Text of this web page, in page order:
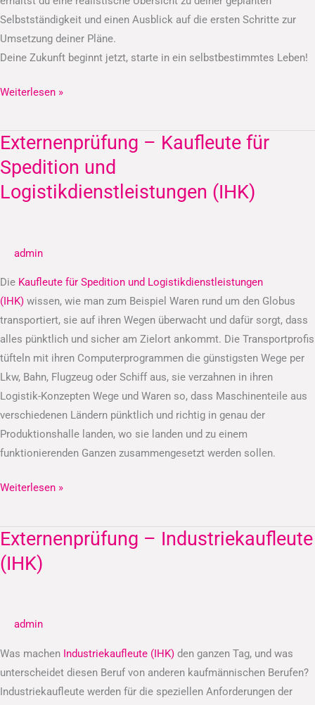
Selbstständigkeit und einen Ausblick auf die ersten Schritte zur
Umsetzung deiner Pläne.
Deine Zukunft beginnt jetzt, starte in ein selbstbestimmtes Leben!
Weiterlesen »
Externenprüfung – Kaufleute für
Spedition und
Logistikdienstleistungen (IHK)
admin
Die Kaufleute für Spedition und Logistikdienstleistungen
(IHK) wissen, wie man zum Beispiel Waren rund um den Globus
transportiert, sie auf ihren Wegen überwacht und dafür sorgt, dass
alles pünktlich und sicher am Zielort ankommt. Die Transportprofis
tüfteln mit ihren Computerprogrammen die günstigsten Wege per
Lkw, Bahn, Flugzeug oder Schiff aus, sie verzahnen in ihren
Logistik-Konzepten Wege und Waren so, dass Maschinenteile aus
verschiedenen Ländern pünktlich und richtig in genau der
Produktionshalle landen, wo sie landen und zu einem
funktionierenden Ganzen zusammengesetzt werden sollen.
Externenprüfung
–
Kaufleute
für
Logistikdienstleistungen
Weiterlesen »
Externenprüfung – Industriekaufleute
(IHK)
admin
Was machen Industriekaufleute (IHK) den ganzen Tag, und was
unterscheidet diesen Beruf von anderen kaufmännischen Berufen?
Industriekaufleute werden für die speziellen Anforderungen der
Externenprüfung
–
Industriekaufleute